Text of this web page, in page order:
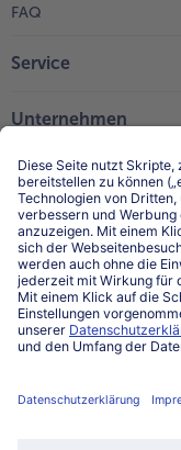
FAQ
Service
Unternehmen
Über uns